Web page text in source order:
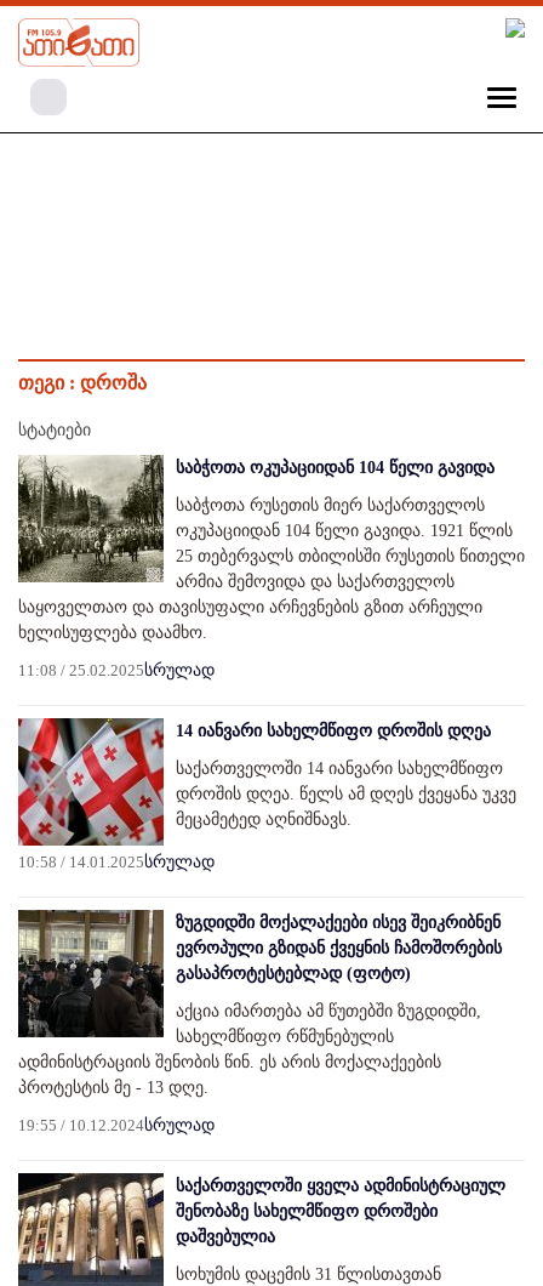
თეგი : დროშა
სტატიები
საბჭოთა ოკუპაციიდან 104 წელი გავიდა
საბჭოთა რუსეთის მიერ საქართველოს
ოკუპაციიდან 104 წელი გავიდა. 1921 წლის
25 თებერვალს თბილისში რუსეთის წითელი
არმია შემოვიდა და საქართველოს
საყოველთაო და თავისუფალი არჩევნების გზით არჩეული
ხელისუფლება დაამხო.
11:08 / 25.02.2025სრულად
14 იანვარი სახელმწიფო დროშის დღეა
საქართველოში 14 იანვარი სახელმწიფო
დროშის დღეა. წელს ამ დღეს ქვეყანა უკვე
მეცამეტედ აღნიშნავს.
10:58 / 14.01.2025სრულად
ზუგდიდში მოქალაქეები ისევ შეიკრიბნენ
ევროპული გზიდან ქვეყნის ჩამოშორების
გასაპროტესტებლად (ფოტო)
აქცია იმართება ამ წუთებში ზუგდიდში,
სახელმწიფო რწმუნებულის
ადმინისტრაციის შენობის წინ. ეს არის მოქალაქეების
პროტესტის მე - 13 დღე.
19:55 / 10.12.2024სრულად
საქართველოში ყველა ადმინისტრაციულ
შენობაზე სახელმწიფო დროშები
დაშვებულია
სოხუმის დაცემის 31 წლისთავთან